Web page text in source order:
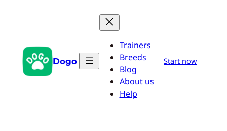
Dogo
Trainers
Breeds
Blog
About us
Help
Start now